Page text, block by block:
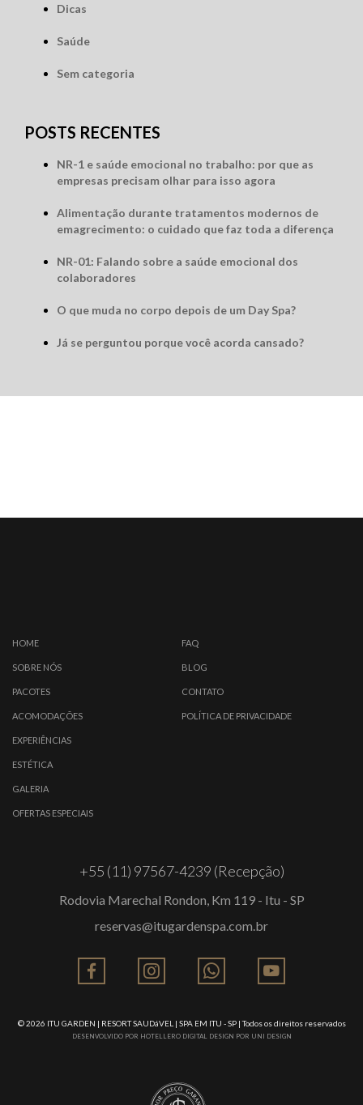
Dicas
Saúde
Sem categoria
POSTS RECENTES
NR-1 e saúde emocional no trabalho: por que as
empresas precisam olhar para isso agora
Alimentação durante tratamentos modernos de
emagrecimento: o cuidado que faz toda a diferença
NR-01: Falando sobre a saúde emocional dos
colaboradores
O que muda no corpo depois de um Day Spa?
Já se perguntou porque você acorda cansado?
HOME
SOBRE NÓS
PACOTES
ACOMODAÇÕES
EXPERIÊNCIAS
ESTÉTICA
GALERIA
OFERTAS ESPECIAIS
FAQ
BLOG
CONTATO
POLÍTICA DE PRIVACIDADE
+55 (11) 97567-4239 (Recepção)
Rodovia Marechal Rondon, Km 119 - Itu - SP
reservas@itugardenspa.com.br
© 2026 ITU GARDEN | RESORT SAUDáVEL | SPA EM ITU - SP| Todos os direitos reservados
DESENVOLVIDO POR HOTELLERO DIGITAL DESIGN POR UNI DESIGN